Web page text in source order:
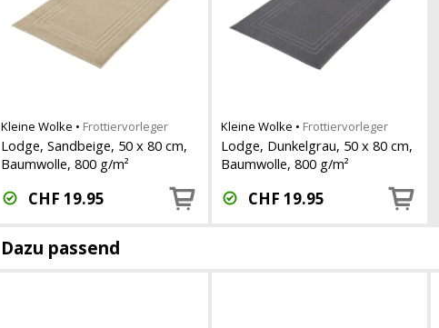
Kleine Wolke • Frottiervorleger
Lodge, Sandbeige, 50 x 80 cm,
Baumwolle, 800 g/m²
CHF 19.95
Kleine Wolke • Frottiervorleger
Lodge, Dunkelgrau, 50 x 80 cm,
Baumwolle, 800 g/m²
CHF 19.95
Dazu passend